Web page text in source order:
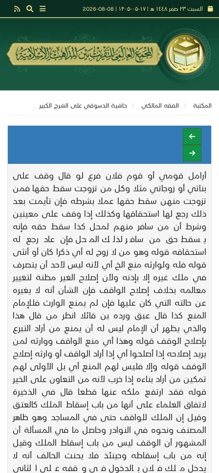
السبت ٢٣ صفر ١٤٤٨ هـ | ۱۷-۰۵-۱۴۰۵ | 08-08-2026
المكتبة الفقه المالكي حاشيـة الدسوقي على الشرح الكبير
أرامل قومي أو قوم فلان فرع لو قال وقف على
بناتي أو زوجاتي مثلا وكل من تزوجت سقط حقها فمن
تزوجت منهن سقط حقها عملا بشرطه فإن تأيمت بعد
ذلك رجع لها استحقاقها وكذلك إذا وقف على معينين
وشرط أن من سافر منهم لمحل كذا سقط حقه فإنه
يسقط حق من سافر لذلك المحل فإن عاد رجع له
استحقاقه قوله وهو من لا زوج له أي ذكرا كان أو أنثى
قوله فله ولوارثه منع الخ أي لأنه ليس لأحد أن يتصرف
في ملك غيره إلا بإذنه ولأن إصلاح الغير مظنة لتغيير
معالمه بخلاف إصلاح الواقف فإن الشأن أنه لا يغيره
عن حالته التي كان عليها فإن لم يمنع الوارث فللإمام
المنع كذا قال عبق ورده بن قائلا انظر من قال هذا
والذي يظهر أن الإمام ليس له أن يمنع من أراد التبرع
بإصلاح الوقف قوله وهذا أي منع الواقف ووارثه لمن
يريد إصلاحه إذا أصلحوا أي إذا أراد الواقف أو وارثه إصلاح
الوقف قوله وإلا فليس لهم المنع أي بل الأولى لهم
تمكين من أراد بناءه إذا خرب لأنه من التعاون على الخير
قوله فقد ارتفع ملكه عنها قطعا قال في الذخيرة
لاتفاق العلماء على أنها من باب إسقاط الملك كالعتق
وقيل إن الملك للواقف حتى في المساجد وهو ظاهر
المصنف ونحوه في النوادر وحاصل ما في المسألة أن
المشهور أن الوقف ليس من باب إسقاط الملك وقيل
إنه من باب إسقاطه وحينئذ فلا يحنث الحالف أنه لا
يدخل ملك فلان بالدخول في وقفه على الثاني